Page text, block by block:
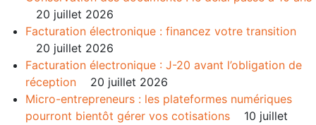
20 juillet 2026
Facturation électronique : financez votre transition
20 juillet 2026
Facturation électronique : J-20 avant l’obligation de
réception
20 juillet 2026
Micro-entrepreneurs : les plateformes numériques
pourront bientôt gérer vos cotisations
10 juillet